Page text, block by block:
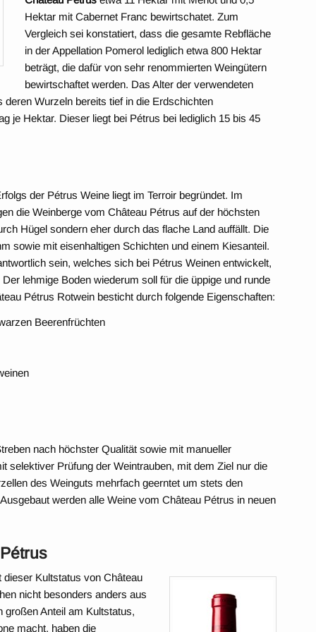
Hektar mit Cabernet Franc bewirtschatet. Zum
Vergleich sei konstatiert, dass die gesamte Rebfläche
in der Appellation Pomerol lediglich etwa 800 Hektar
beträgt, die dafür von sehr renommierten Weingütern
bewirtschaftet werden. Das Alter der verwendeten
Wurzeln bereits tief in die Erdschichten
je Hektar. Dieser liegt bei Pétrus bei lediglich 15 bis 45
der Pétrus Weine liegt im Terroir begründet. Im
die Weinberge vom Château Pétrus auf der höchsten
Hügel sondern eher durch das flache Land auffällt. Die
sowie mit eisenhaltigen Schichten und einem Kiesanteil.
sein, welches sich bei Pétrus Weinen entwickelt,
lehmige Boden wiederum soll für die üppige und runde
Pétrus Rotwein besticht durch folgende Eigenschaften:
Beerenfrüchten
nach höchster Qualität sowie mit manueller
selektiver Prüfung der Weintrauben, mit dem Ziel nur die
des Weinguts mehrfach geerntet um stets den
werden alle Weine vom Château Pétrus in neuen
Kultstatus von Château
nicht besonders anders aus
großen Anteil am Kultstatus,
macht, haben die